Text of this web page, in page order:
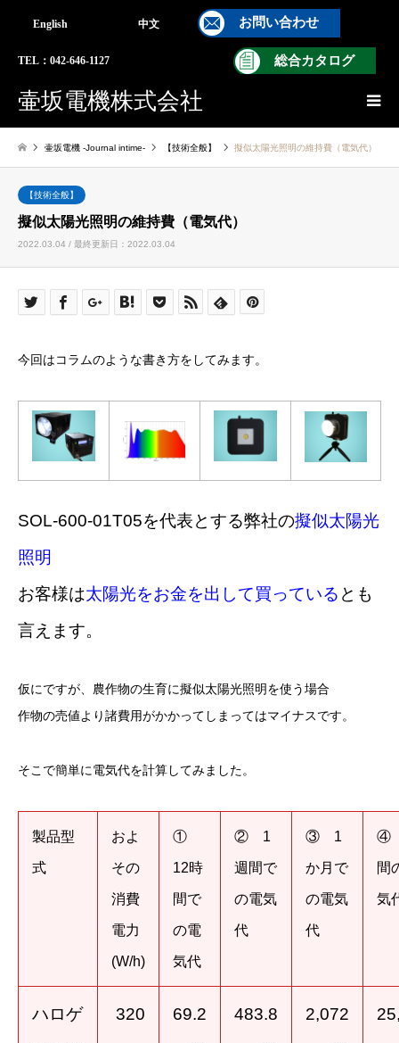
English 中文 お問い合わせ
総合カタログ
TEL：042-646-1127
壷坂電機株式会社
壷坂電機 -Journal intime- 【技術全般】 擬似太陽光照明の維持費（電気代）
【技術全般】
擬似太陽光照明の維持費（電気代）
2022.03.04 / 最終更新日：2022.03.04
今回はコラムのような書き方をしてみます。
SOL-600-01T05を代表とする弊社の擬似太陽光
照明
お客様は太陽光をお金を出して買っている とも
言えます。
仮にですが、農作物の生育に擬似太陽光照明を使う場合
作物の売値より諸費用がかかってしまってはマイナスです。
そこで簡単に電気代を計算してみました。
製品型
式
およ
その
消費
電力
(W/h)
①
12時
間で
の電
気代
② 1
週間で
の電気
代
③ 1
か月で
の電気
代
④
間
気
ハロゲ
320
69.2
483.8
2,072